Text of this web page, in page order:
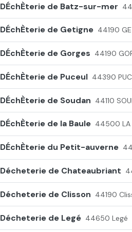
DÉchÈterie de Batz-sur-mer
DÉchÈterie de Getigne 44190
DÉchÈterie de Gorges 44190
DÉchÈterie de Puceul 44390
DÉchÈterie de Soudan 44110
DÉchÈterie de la Baule 44500 LA
DÉchÈterie du Petit-auverne
Décheterie de Chateaubriant
Décheterie de Clisson 44190
Décheterie de Legé 44650 Legé